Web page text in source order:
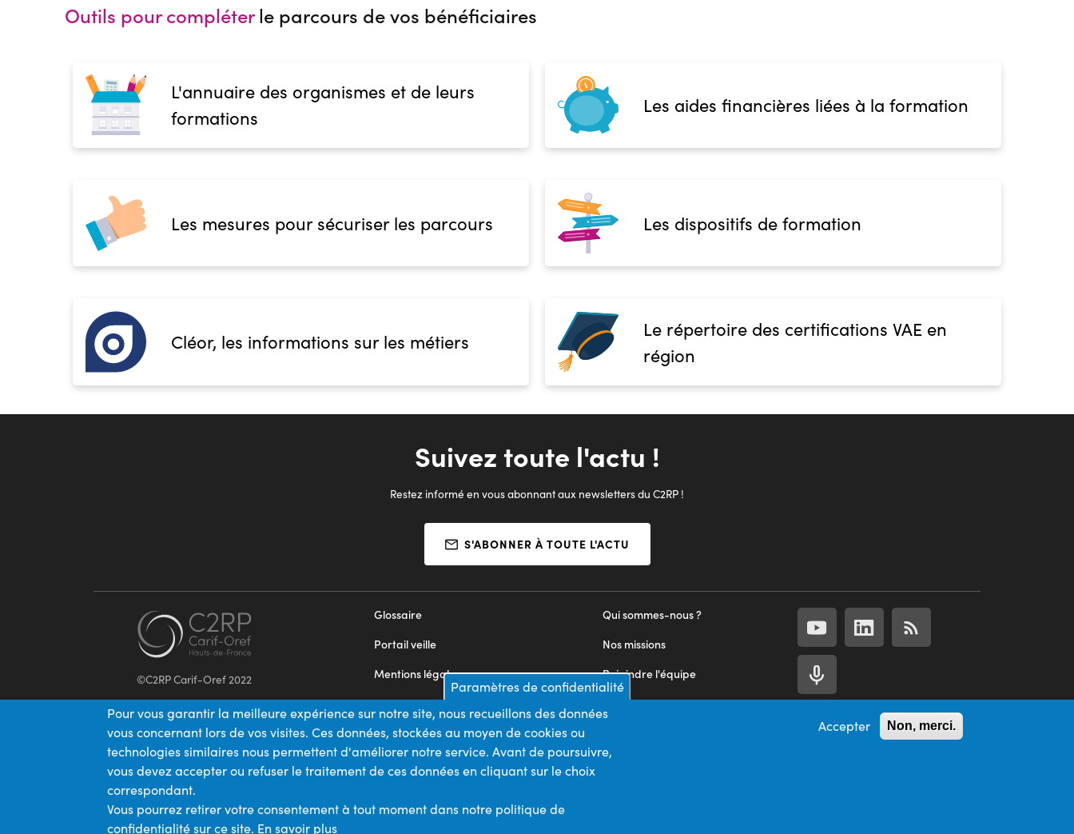
Outils pour compléterle parcours de vos bénéficiaires
L'annuaire des organismes et de leurs
formations
Les aides financières liées à la formation
Les mesures pour sécuriser les parcours Les dispositifs de formation
Cléor, les informations sur les métiers
Le répertoire des certifications VAE en
région
Suivez toute l'actu !
Restez informé en vous abonnant aux newsletters du C2RP !
S'ABONNER À TOUTE L'ACTU
©C2RP Carif-Oref 2022
Qui sommes-nous ?
Nos missions
Rejoindre l'équipe
Nous contacter
Glossaire
Portail veille
Mentions légales
Appels d'offres
Plan du site
Paramètres de confidentialité
Pour vous garantir la meilleure expérience sur notre site, nous recueillons des données
vous concernant lors de vos visites. Ces données, stockées au moyen de cookies ou
technologies similaires nous permettent d'améliorer notre service. Avant de poursuivre,
vous devez accepter ou refuser le traitement de ces données en cliquant sur le choix
correspondant.
Vous pourrez retirer votre consentement à tout moment dans notre politique de
confidentialité sur ce site. En savoir plus
Accepter Non, merci.